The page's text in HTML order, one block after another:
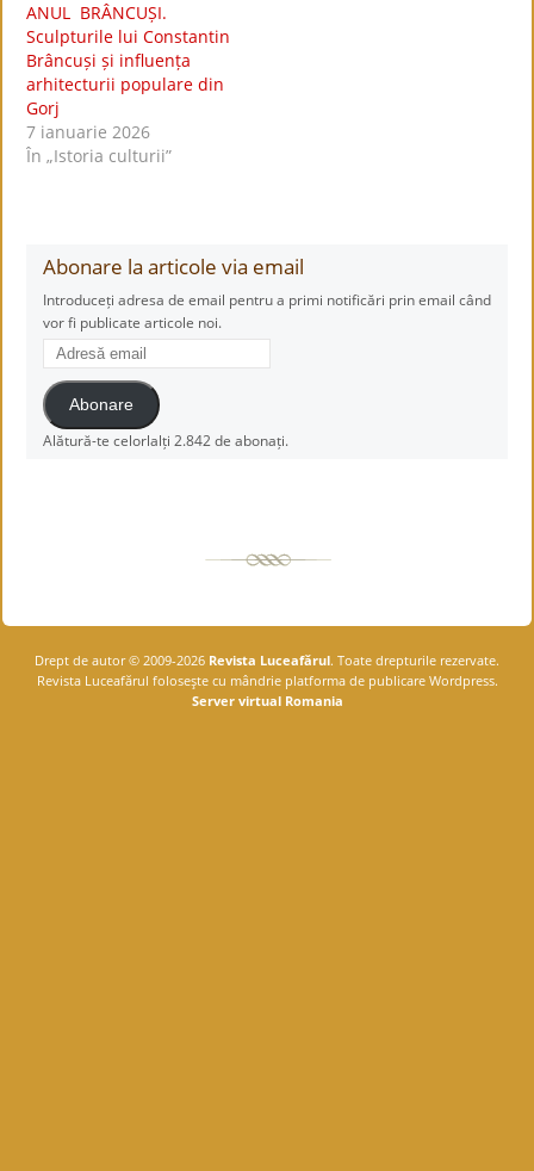
ANUL BRÂNCUȘI.
Sculpturile lui Constantin
Brâncuși și influența
arhitecturii populare din
Gorj
7 ianuarie 2026
În „Istoria culturii”
Abonare la articole via email
Introduceți adresa de email pentru a primi notificări prin email când
vor fi publicate articole noi.
Adresă
email
Abonare
Alătură-te celorlalți 2.842 de abonați.
Drept de autor © 2009-2026 Revista Luceafărul. Toate drepturile rezervate.
Revista Luceafărul foloseşte cu mândrie platforma de publicare Wordpress.
Server virtual Romania